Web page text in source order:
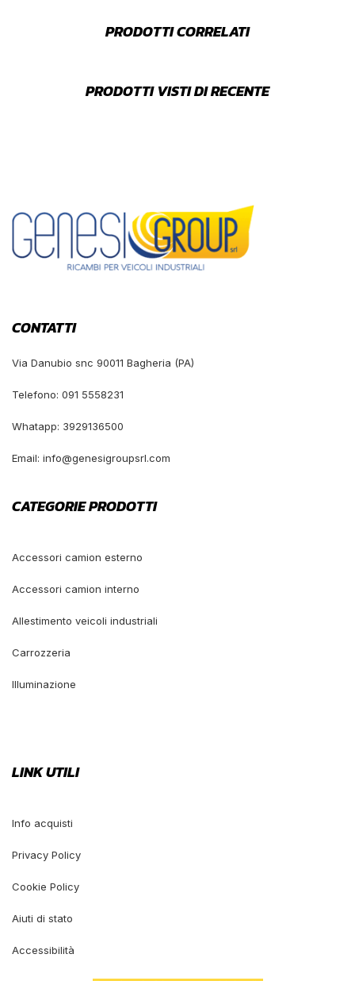
PRODOTTI CORRELATI
PRODOTTI VISTI DI RECENTE
CONTATTI
Via Danubio snc 90011 Bagheria (PA)
Telefono: 091 5558231
Whatapp: 3929136500
Email: info@genesigroupsrl.com
CATEGORIE PRODOTTI
Accessori camion esterno
Accessori camion interno
Allestimento veicoli industriali
Carrozzeria
Illuminazione
LINK UTILI
Info acquisti
Privacy Policy
Cookie Policy
Aiuti di stato
Accessibilità